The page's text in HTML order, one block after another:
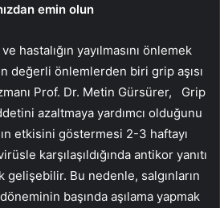
emin olun
hastalığın yayılmasını önlemek
değerli önlemlerden biri grip aşısı
Prof. Dr. Metin Gürsürer,
Grip
azaltmaya yardımcı olduğunu
etkisini göstermesi 2-3 haftayı
karşılaşıldığında antikor yanıtı
gelişebilir. Bu nedenle, salgınların
başında aşılama yapmak